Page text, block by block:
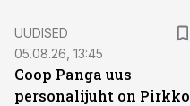
UUDISED
05.08.26, 13:45
Coop Panga uus
personalijuht on Pirkko